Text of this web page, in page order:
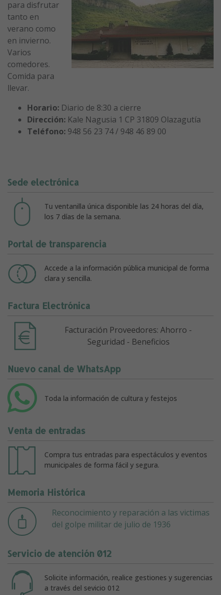
para disfrutar
tanto en
verano como
en invierno.
Varios
comedores.
Comida para
llevar.
Horario: Diario de 8:30 a cierre
Dirección: Kale Nagusia 1 CP 31809 Olazagutía
Teléfono: 948 56 23 74 / 948 46 89 00
Sede electrónica
Tu ventanilla única disponible las 24 horas del día,
los 7 días de la semana.
Portal de transparencia
Accede a la información pública municipal de forma
clara y sencilla.
Factura Electrónica
Facturación Proveedores: Ahorro -
Seguridad - Beneficios
Nuevo canal de WhatsApp
Toda la información de cultura y festejos
Venta de entradas
Compra tus entradas para espectáculos y eventos
municipales de forma fácil y segura.
Memoria Histórica
Reconocimiento y reparación a las victimas
del golpe militar de julio de 1936
Servicio de atención 012
Solicite información, realice gestiones y sugerencias
a través del sevicio 012